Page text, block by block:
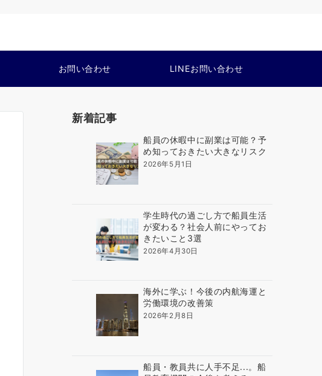
お問い合わせ LINEお問い合わせ
新着記事
船員の休暇中に副業は可能？予
め知っておきたい大きなリスク
2026年5月1日
学生時代の過ごし方で船員生活
が変わる？社会人前にやってお
きたいこと3選
2026年4月30日
海外に学ぶ！今後の内航海運と
労働環境の改善策
2026年2月8日
船員・教員共に人手不足...。船